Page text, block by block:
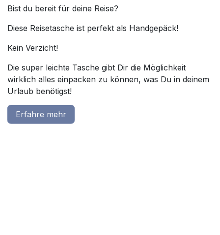
Bist du bereit für deine Reise?
Diese Reisetasche ist perfekt als Handgepäck!
Kein Verzicht!
Die super leichte Tasche gibt Dir die Möglichkeit
wirklich alles einpacken zu können, was Du in deinem
Urlaub benötigst!
Erfahre mehr